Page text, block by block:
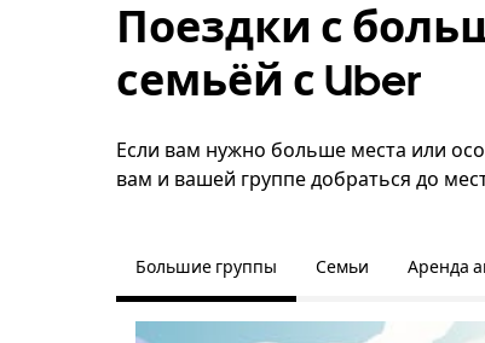
Поездки с
семьёй с Uber
Если вам нужно больше места или
вам и вашей группе добраться до
Большие группы Семьи Аренда